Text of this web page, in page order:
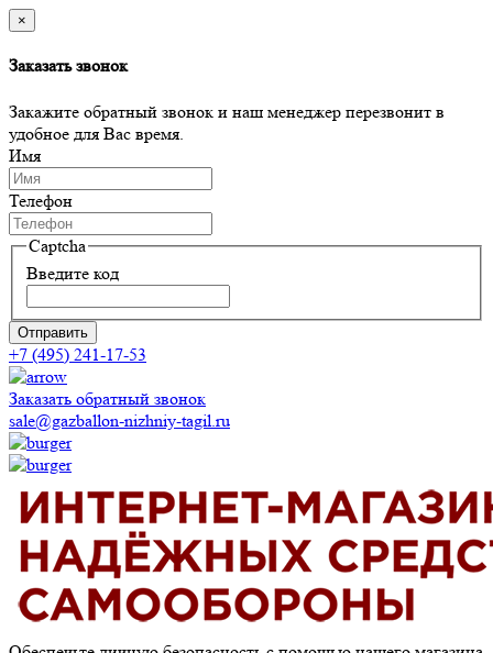
×
Заказать звонок
Закажите обратный звонок и наш менеджер перезвонит в
удобное для Вас время.
Имя
Телефон
Captcha
Введите код
Отправить
+7 (495) 241-17-53
Заказать обратный звонок
sale@gazballon-nizhniy-tagil.ru